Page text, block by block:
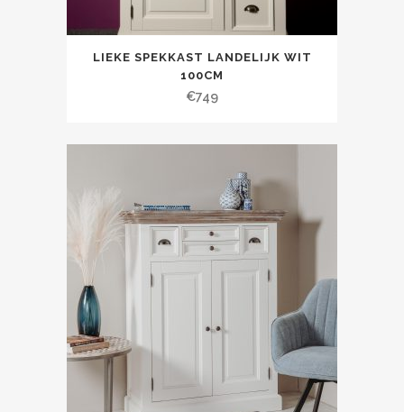
LIEKE SPEKKAST LANDELIJK WIT
100CM
€749